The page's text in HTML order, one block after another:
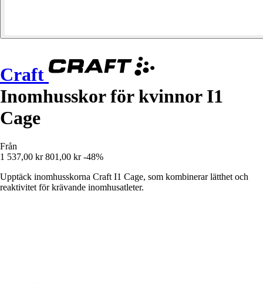
Craft
Inomhusskor för kvinnor I1
Cage
Från
1 537,00 kr 801,00 kr -48%
Upptäck inomhusskorna Craft I1 Cage, som kombinerar lätthet och
reaktivitet för krävande inomhusatleter.